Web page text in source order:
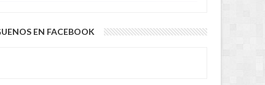
EN FACEBOOK